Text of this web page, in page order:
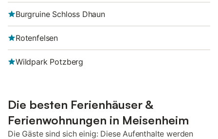
Burgruine Schloss Dhaun
Rotenfelsen
Wildpark Potzberg
Die besten Ferienhäuser &
Ferienwohnungen in Meisenheim
Die Gäste sind sich einig: Diese Aufenthalte werden